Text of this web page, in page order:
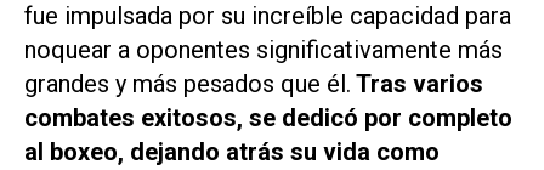
fue impulsada por su increíble capacidad para
noquear a oponentes significativamente más
grandes y más pesados que él. Tras varios
combates exitosos, se dedicó por completo
al boxeo, dejando atrás su vida como